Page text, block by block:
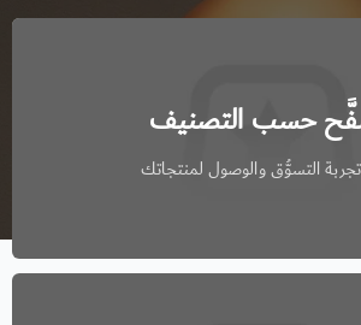
حسب التصنيف
التسوُّق والوصول لمنتجاتك